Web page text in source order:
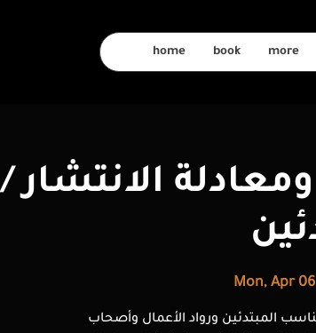
home book more
الانتشار /
Mon, Apr 06
المبتدئين ورواد الأعمال وأصحاب